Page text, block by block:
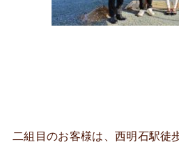
二組目のお客様は、西明石駅徒